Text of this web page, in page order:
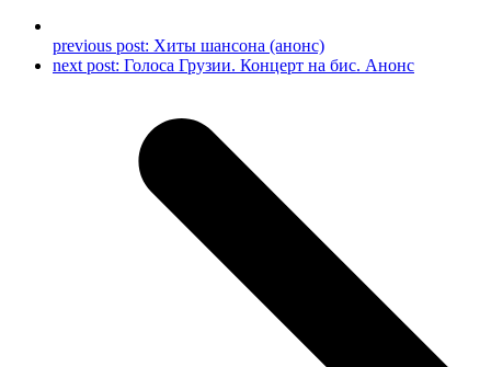
previous post: Хиты шансона (анонс)
next post: Голоса Грузии. Концерт на бис. Анонс